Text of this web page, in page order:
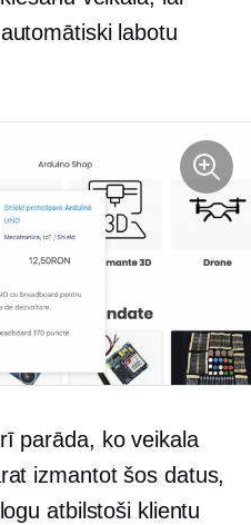
labotu
parāda, ko veikala
izmantot šos datus,
atbilstoši klientu